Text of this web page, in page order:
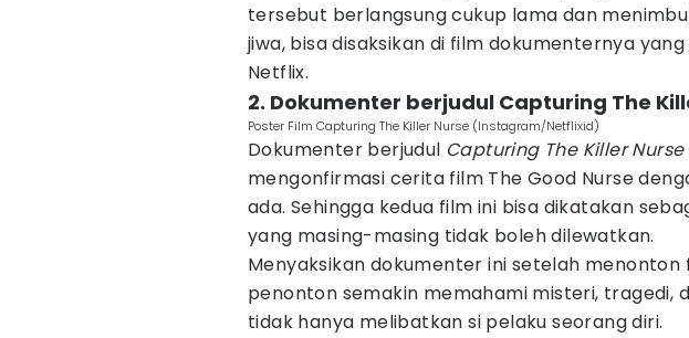
tersebut berlangsung cukup lama dan
jiwa, bisa disaksikan di film dokumenternya
Netflix.
2. Dokumenter berjudul Capturing The
Poster Film Capturing The Killer Nurse (Instagram/Netflixid)
Dokumenter berjudul Capturing The Killer Nurse
mengonfirmasi cerita film The Good Nurse
ada. Sehingga kedua film ini bisa dikatakan
yang masing-masing tidak boleh dilewatkan.
Menyaksikan dokumenter ini setelah
penonton semakin memahami misteri, tragedi,
tidak hanya melibatkan si pelaku seorang diri.